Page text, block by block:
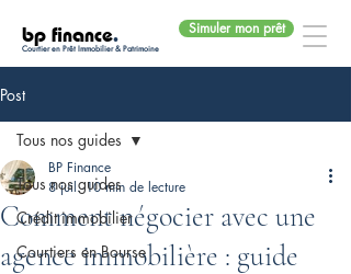
bp finance.
Courtier en Prêt Immobilier & Patrimoine
Simuler mon prêt
Post
Tous nos guides
Crédit immobilier
Courtiers en Bourse
Tous nos guides
Comment négocier avec une
agence immobilière : guide
BP Finance
8 juil. 10 min de lecture